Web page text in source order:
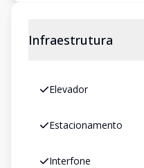
Infraestrutura
Elevador
Estacionamento
Interfone